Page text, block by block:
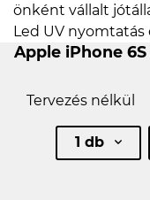
önként vállalt
Led UV nyomtatás
Apple iPhone
Tervezés nélkül
1 db